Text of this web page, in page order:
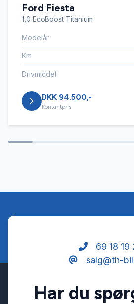
DAB radio
Digitalt cockpit
Dual zone klimaanlæg
Dæktryksystem
Elektrisk parkeringsbremse
Fjernbetjent centrallås
Ford Fiesta
1,0 EcoBoost Titanium
Modelår
Km
Drivmiddel
DKK 94.500,-
Kontantpris
69 18 19
salg@th-
Har du